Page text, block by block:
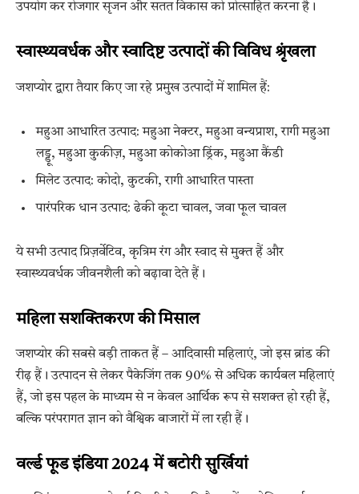
उपयोग कर रोजगार सृजन और सतत विकास को प्रोत्साहित करना है।
स्वास्थ्यवर्धक और स्वादिष्ट उत्पादों की विविध श्रृंखला
जशप्योर द्वारा तैयार किए जा रहे प्रमुख उत्पादों में शामिल हैं:
महुआ आधारित उत्पाद: महुआ नेक्टर, महुआ वन्यप्राश, रागी महुआ
लड्डू, महुआ कुकीज़, महुआ कोकोआ ड्रिंक, महुआ कैंडी
मिलेट उत्पाद: कोदो, कुटकी, रागी आधारित पास्ता
पारंपरिक धान उत्पाद: ढेकी कूटा चावल, जवा फूल चावल
ये सभी उत्पाद प्रिज़र्वेटिव, कृत्रिम रंग और स्वाद से मुक्त हैं और
स्वास्थ्यवर्धक जीवनशैली को बढ़ावा देते हैं।
महिला सशक्तिकरण की मिसाल
जशप्योर की सबसे बड़ी ताकत हैं – आदिवासी महिलाएं, जो इस ब्रांड की
रीढ़ हैं। उत्पादन से लेकर पैकेजिंग तक 90% से अधिक कार्यबल महिलाएं
हैं, जो इस पहल के माध्यम से न केवल आर्थिक रूप से सशक्त हो रही हैं,
बल्कि परंपरागत ज्ञान को वैश्विक बाजारों में ला रही हैं।
वर्ल्ड फूड इंडिया 2024 में बटोरी सुर्खियां